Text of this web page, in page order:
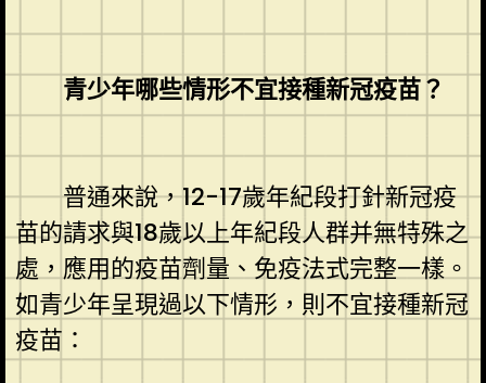
青少年哪些情形不宜接種新冠疫苗？
普通來說，12-17歲年紀段打針新冠疫
苗的請求與18歲以上年紀段人群并無特殊之
處，應用的疫苗劑量、免疫法式完整一樣。
如青少年呈現過以下情形，則不宜接種新冠
疫苗：